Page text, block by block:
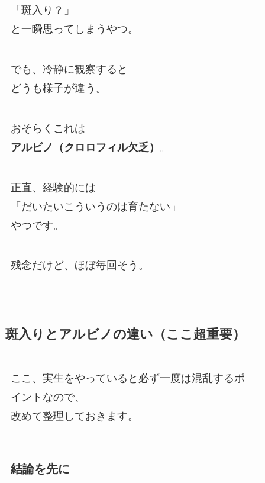
「斑入り？」
と一瞬思ってしまうやつ。
でも、冷静に観察すると
どうも様子が違う。
おそらくこれは
アルビノ（クロロフィル欠乏）
。
正直、経験的には
「だいたいこういうのは育たない」
やつです。
残念だけど、ほぼ毎回そう。
斑入りとアルビノの違い（ここ超重要）
ここ、実生をやっていると必ず一度は混乱するポ
イントなので、
改めて整理しておきます。
結論を先に